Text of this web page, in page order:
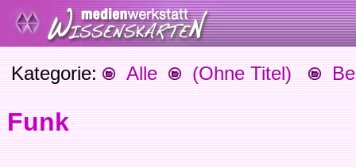
Kategorie: Alle (Ohne Titel)
Funk